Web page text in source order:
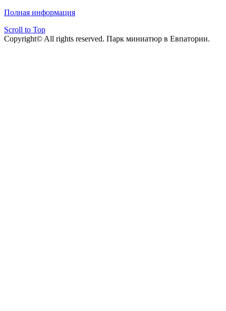
Полная информация
Scroll to Top
Copyright© All rights reserved. Парк миниатюр в Евпатории.